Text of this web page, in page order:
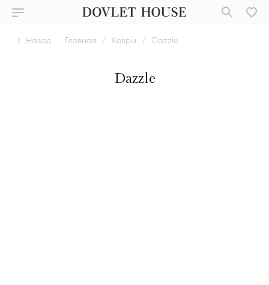
Назад | Главная / Ковры / Dazzle
Dazzle